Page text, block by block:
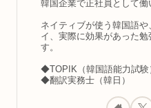
韓国企業で正社員として働
ネイティブが使う韓国語
イ、実際に効果があった
す。
◆TOPIK（韓国語能力試験
◆翻訳実務士（韓日）